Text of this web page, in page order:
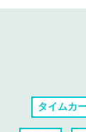
タイムカ